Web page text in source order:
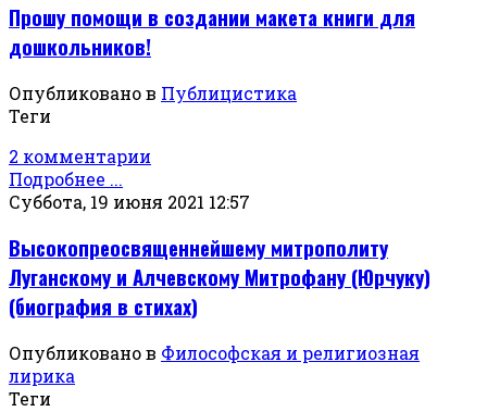
Прошу помощи в создании макета книги для
дошкольников!
Опубликовано в Публицистика
Теги
2 комментарии
Подробнее ...
Суббота, 19 июня 2021 12:57
Высокопреосвященнейшему митрополиту
Луганскому и Алчевскому Митрофану (Юрчуку)
(биография в стихах)
Опубликовано в Философская и религиозная
лирика
Теги